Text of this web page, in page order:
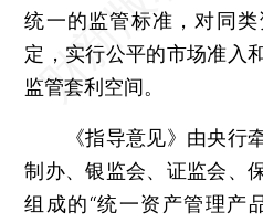
统一的监管标准，对同
定，实行公平的市场准入
监管套利空间。
《指导意见》由央行牵
制办、银监会、证监会、
组成的“统一资产管理产